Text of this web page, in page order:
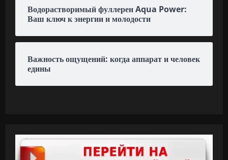
Водорастворимый фуллерен Aqua Power:
Ваш ключ к энергии и молодости
Важность ощущений: когда аппарат и человек
едины